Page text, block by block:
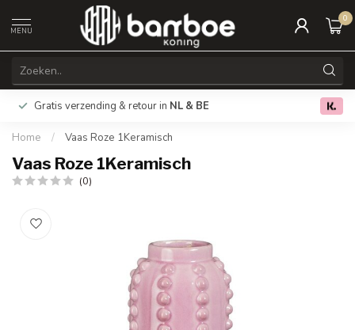
MENU
0
Gratis verzending & retour in NL & BE
Home / Vaas Roze 1Keramisch
Vaas Roze 1Keramisch
(0)